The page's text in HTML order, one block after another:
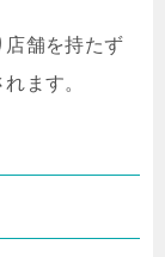
店舗を持たず
ます。